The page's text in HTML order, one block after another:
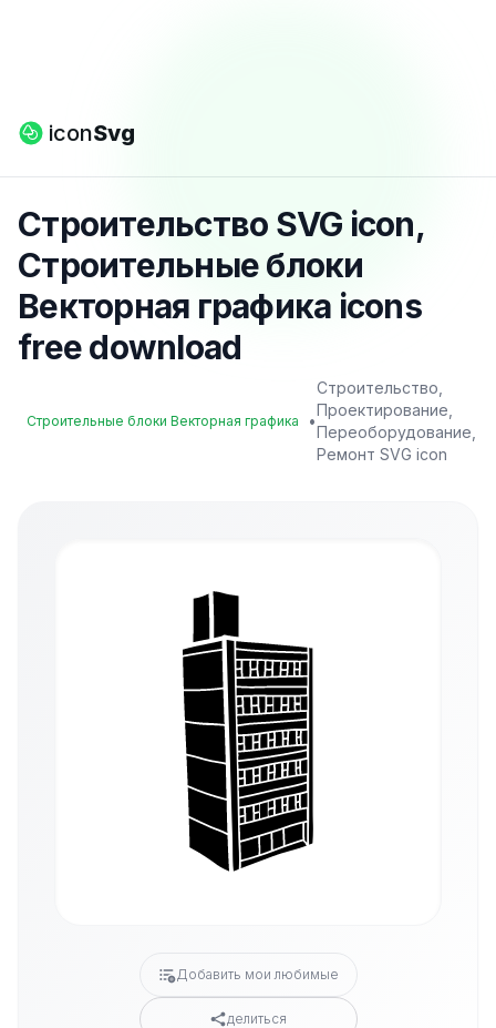
iconSvg
Строительство SVG icon,
Строительные блоки
Векторная графика icons
free download
Строительные блоки Векторная графика •
Строительство,
Проектирование,
Переоборудование,
Ремонт SVG icon
Добавить мои любимые
делиться